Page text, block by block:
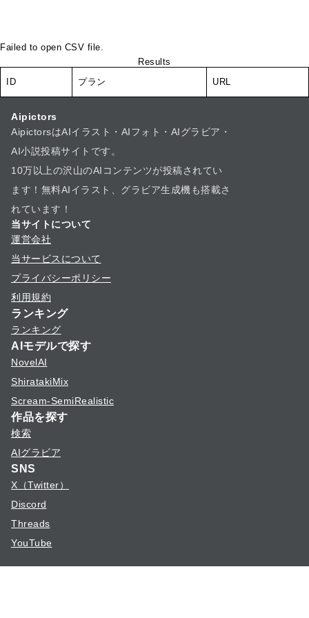
Failed to open CSV file.
Results
ID
プラン URL
Aipictors
AipictorsはAIイラスト・AIフォト・AIグラビア・
AI小説投稿サイトです。
10万以上の沢山のAIコンテンツが投稿されてい
ます！無料AIイラスト、グラビア生成機も搭載さ
れています！
当サイトについて
運営会社
当サービスについて
プライバシーポリシー
利用規約
ランキング
ランキング
AIモデルで探す
NovelAI
ShiratakiMix
Scream-SemiRealistic
作品を探す
検索
AIグラビア
SNS
X（Twitter）
Discord
Threads
YouTube